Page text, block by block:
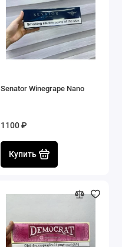
Senator Winegrape Nano
1100 ₽
Купить